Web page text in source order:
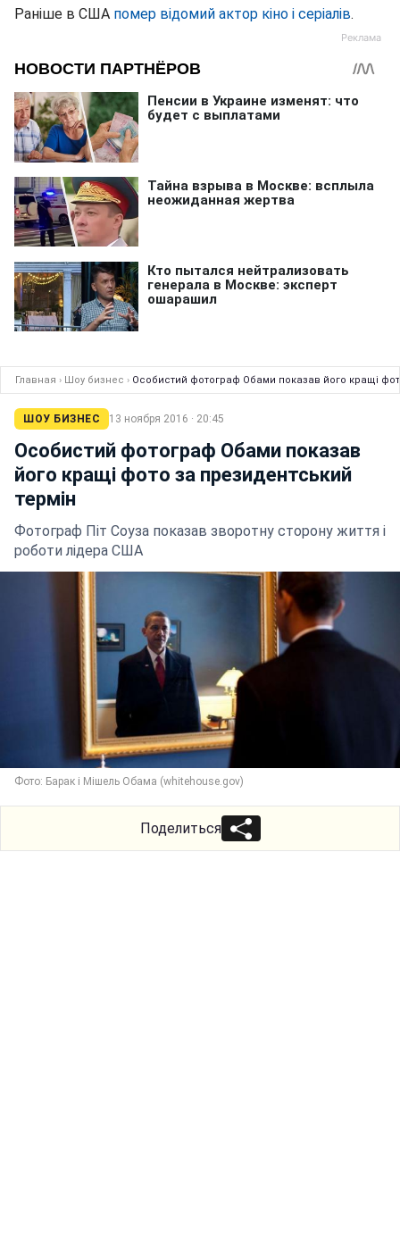
Раніше в США помер відомий актор кіно і серіалів.
Главная › Шоу бизнес › Особистий фотограф Обами показав його кращі
ШОУ БИЗНЕС 13 ноября 2016 · 20:45
Особистий фотограф Обами показав
його кращі фото за президентський
термін
Фотограф Піт Соуза показав зворотну сторону життя і
роботи лідера США
Фото: Барак і Мішель Обама (whitehouse.gov)
Поделиться